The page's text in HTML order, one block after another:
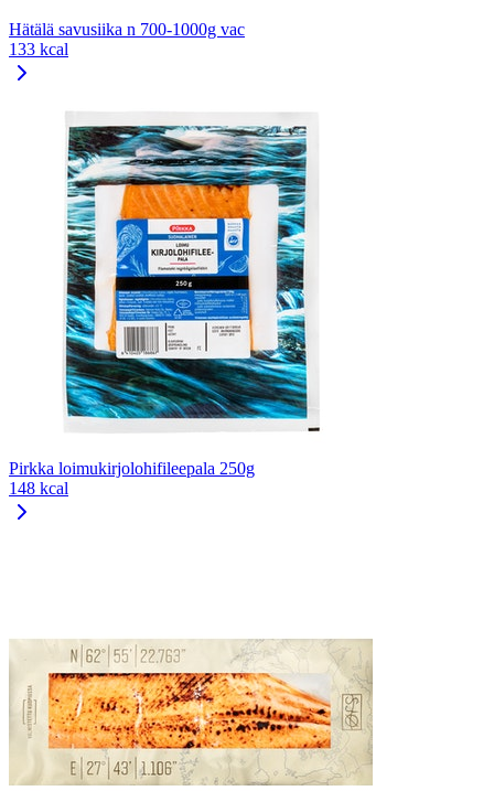
Hätälä savusiika n 700-1000g vac
133 kcal
Pirkka loimukirjolohifileepala 250g
148 kcal